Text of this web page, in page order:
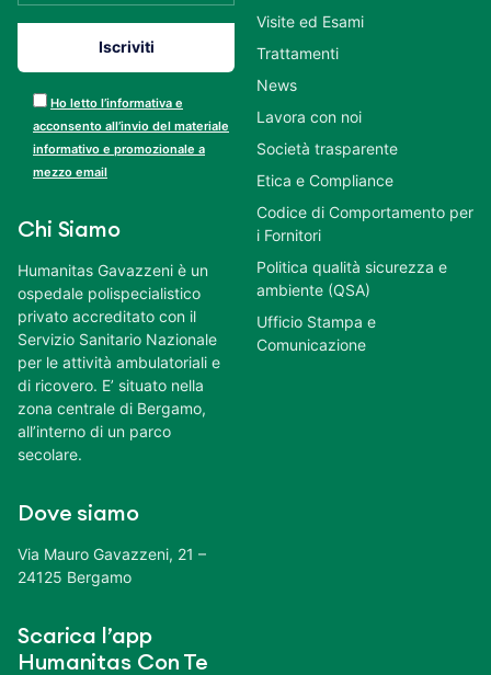
Ho letto l’informativa e
acconsento all’invio del materiale
informativo e promozionale a
mezzo email
Chi Siamo
Humanitas Gavazzeni è un
ospedale polispecialistico
privato accreditato con il
Servizio Sanitario Nazionale
per le attività ambulatoriali e
di ricovero. E’ situato nella
zona centrale di Bergamo,
all’interno di un parco
secolare.
Dove siamo
Via Mauro Gavazzeni, 21 –
24125 Bergamo
Scarica l’app
Humanitas Con Te
Visite ed Esami
Trattamenti
News
Lavora con noi
Società trasparente
Etica e Compliance
Codice di Comportamento per
i Fornitori
Politica qualità sicurezza e
ambiente (QSA)
Ufficio Stampa e
Comunicazione